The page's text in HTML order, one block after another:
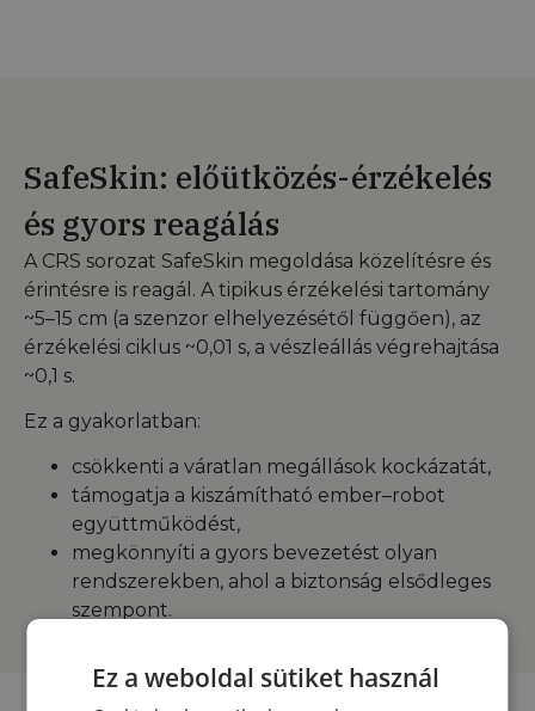
SafeSkin: előütközés-érzékelés
és gyors reagálás
A CRS sorozat SafeSkin megoldása közelítésre és
érintésre is reagál. A tipikus érzékelési tartomány
~5–15 cm (a szenzor elhelyezésétől függően), az
érzékelési ciklus ~0,01 s, a vészleállás végrehajtása
~0,1 s.
Ez a gyakorlatban:
csökkenti a váratlan megállások kockázatát,
támogatja a kiszámítható ember–robot
együttműködést,
megkönnyíti a gyors bevezetést olyan
rendszerekben, ahol a biztonság elsődleges
szempont.
Ez a weboldal sütiket használ